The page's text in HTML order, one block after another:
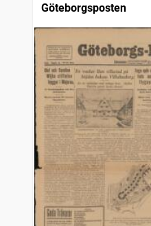
Göteborgsposten